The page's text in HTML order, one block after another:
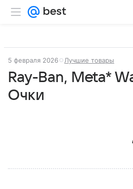
5 февраля 2026 Лучшие товары
Ray-Ban, Meta*
Очки